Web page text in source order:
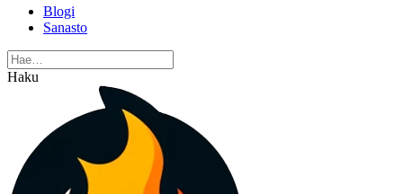
Blogi
Sanasto
Haku